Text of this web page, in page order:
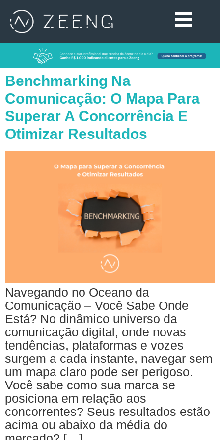
Benchmarking Na
Comunicação: O Mapa Para
Superar A Concorrência E
Otimizar Resultados
Navegando no Oceano da
Comunicação – Você Sabe Onde
Está? No dinâmico universo da
comunicação digital, onde novas
tendências, plataformas e vozes
surgem a cada instante, navegar sem
um mapa claro pode ser perigoso.
Você sabe como sua marca se
posiciona em relação aos
concorrentes? Seus resultados estão
acima ou abaixo da média do